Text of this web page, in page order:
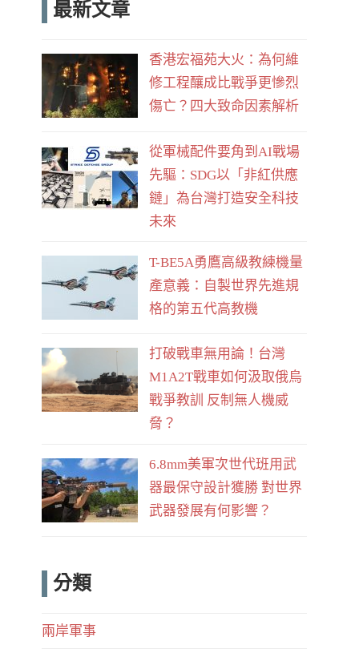
e
o
o
k
d
最新文章
香港宏福苑大火：為何維
修工程釀成比戰爭更慘烈
傷亡？四大致命因素解析
從軍械配件要角到AI戰場
先驅：SDG以「非紅供應
鏈」為台灣打造安全科技
未來
T-BE5A勇鷹高級教練機量
產意義：自製世界先進規
格的第五代高教機
打破戰車無用論！台灣
M1A2T戰車如何汲取俄烏
戰爭教訓 反制無人機威
脅？
6.8mm美軍次世代班用武
器最保守設計獲勝 對世界
武器發展有何影響？
分類
兩岸軍事